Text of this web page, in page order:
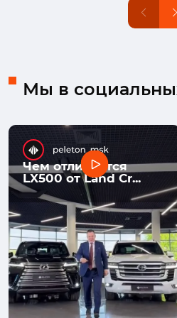
Мы в
Чем отличается
LX500 от Land Cr...